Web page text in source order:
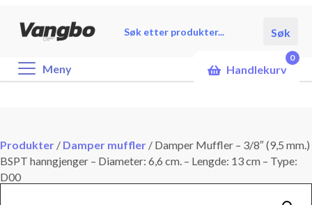
search
Søk
Meny Handlekurv
0
Produkter / Damper muffler / Damper Muffler – 3/8″ (9,5 mm.)
BSPT hanngjenger – Diameter: 6,6 cm. – Lengde: 13 cm – Type:
D00